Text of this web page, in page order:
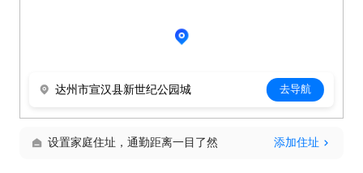
达州市宣汉县新世纪公园城 去导航
设置家庭住址，通勤距离一目了然 添加住址